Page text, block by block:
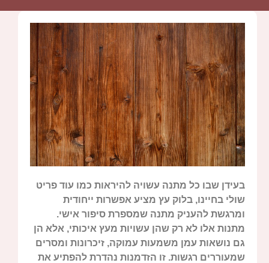
בעידן שבו כל מתנה עשויה להיראות כמו עוד פריט
שולי בחיינו, בלוק עץ מציע אפשרות ייחודית
ומרגשת להעניק מתנה שמספרת סיפור אישי.
מתנות אלו לא רק שהן עשויות מעץ איכותי, אלא הן
גם נושאות עמן משמעות עמוקה, זיכרונות ומסרים
שמעוררים רגשות. זו הזדמנות נהדרת להפתיע את